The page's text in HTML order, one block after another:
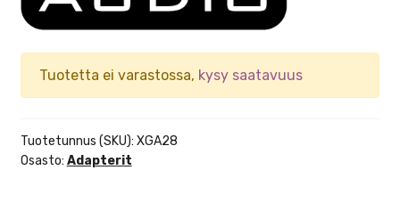
Tuotetta ei varastossa, kysy saatavuus
Tuotetunnus (SKU): XGA28
Osasto: Adapterit